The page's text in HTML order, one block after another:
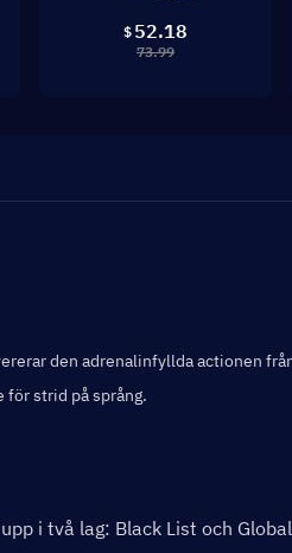
$ 52.18
73.99
den adrenalinfyllda actionen
strid på språng.
i två lag: Black List och